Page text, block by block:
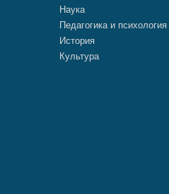
Наука
Педагогика и психология
История
Культура